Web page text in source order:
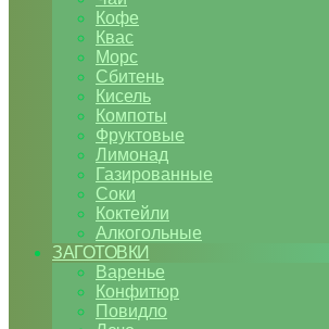
Кофе
Квас
Морс
Сбитень
Кисель
Компоты
Фруктовые
Лимонад
Газированные
Соки
Коктейли
Алкогольные
ЗАГОТОВКИ
Варенье
Конфитюр
Повидло